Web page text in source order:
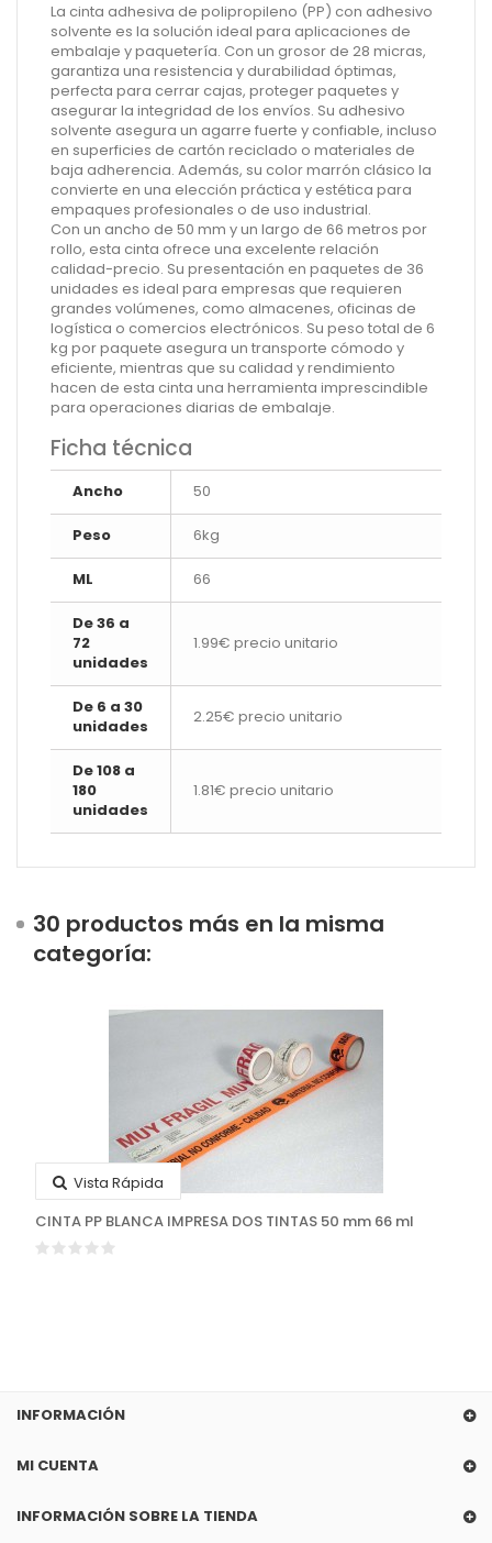
La cinta adhesiva de polipropileno (PP) con adhesivo
solvente es la solución ideal para aplicaciones de
embalaje y paquetería. Con un grosor de 28 micras,
garantiza una resistencia y durabilidad óptimas,
perfecta para cerrar cajas, proteger paquetes y
asegurar la integridad de los envíos. Su adhesivo
solvente asegura un agarre fuerte y confiable, incluso
en superficies de cartón reciclado o materiales de
baja adherencia. Además, su color marrón clásico la
convierte en una elección práctica y estética para
empaques profesionales o de uso industrial.
Con un ancho de 50 mm y un largo de 66 metros por
rollo, esta cinta ofrece una excelente relación
calidad-precio. Su presentación en paquetes de 36
unidades es ideal para empresas que requieren
grandes volúmenes, como almacenes, oficinas de
logística o comercios electrónicos. Su peso total de 6
kg por paquete asegura un transporte cómodo y
eficiente, mientras que su calidad y rendimiento
hacen de esta cinta una herramienta imprescindible
para operaciones diarias de embalaje.
Ficha técnica
Ancho 50
Peso 6kg
ML 66
De 36 a
72
unidades
1.99€ precio unitario
De 6 a 30
unidades
2.25€ precio unitario
De 108 a
180
unidades
1.81€ precio unitario
30 productos más en la misma
categoría:
Vista Rápida
CINTA PP BLANCA IMPRESA DOS TINTAS 50 mm 66 ml
INFORMACIÓN
MI CUENTA
INFORMACIÓN SOBRE LA TIENDA